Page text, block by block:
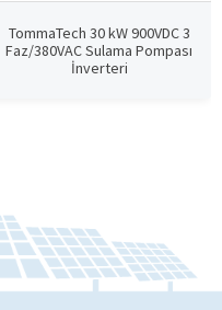
TommaTech 30 kW 900VDC 3
Faz/380VAC Sulama Pompası
İnverteri